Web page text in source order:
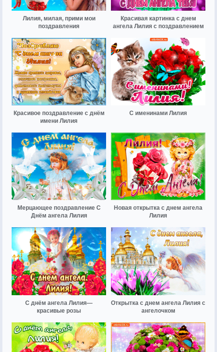
Лилия, милая, прими мои
поздравления
Красивая картинка с днем
ангела Лилия с поздравлением
Красивое поздравление с днём
имени Лилия
С именинами Лилия
Мерцающее поздравление С
Днём ангела Лилия
Новая открытка с днем ангела
Лилия
С днём ангела Лилия—
красивые розы
Открытка с днем ангела Лилия с
ангелочком